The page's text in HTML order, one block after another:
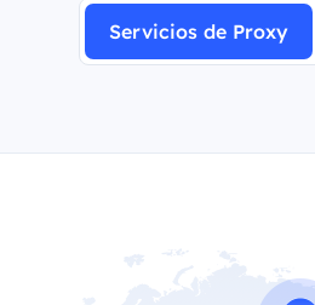
Servicios de Proxy